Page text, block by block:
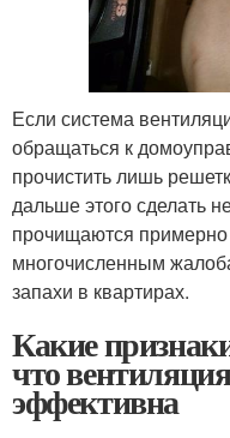
Если система
обращаться к
прочистить лишь
дальше этого сделать
прочищаются
многочисленным
запахи в квартирах.
Какие
что
эффективна